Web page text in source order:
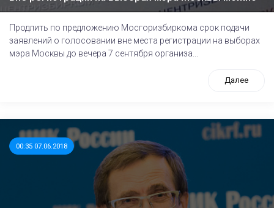
Продлить по предложению Мосгоризбиркома срок подачи
заявлений о голосовании вне места регистрации на выборах
мэра Москвы до вечера 7 сентября организа...
Далее
00:35 07.06.2018